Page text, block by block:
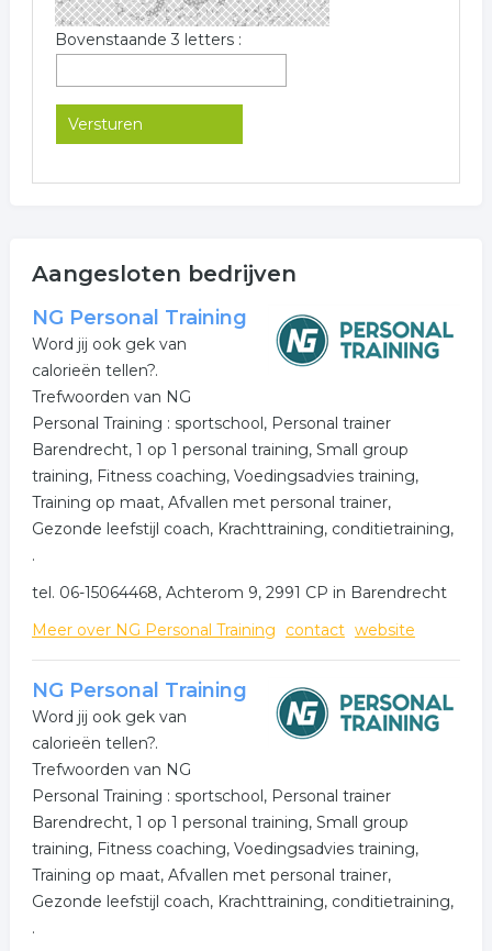
Bovenstaande 3 letters :
Aangesloten bedrijven
NG Personal Training
Word jij ook gek van
calorieën tellen?.
Trefwoorden van NG
Personal Training : sportschool, Personal trainer
Barendrecht, 1 op 1 personal training, Small group
training, Fitness coaching, Voedingsadvies training,
Training op maat, Afvallen met personal trainer,
Gezonde leefstijl coach, Krachttraining, conditietraining,
.
tel. 06-15064468, Achterom 9, 2991 CP in Barendrecht
Meer over NG Personal Training
contact website
NG Personal Training
Word jij ook gek van
calorieën tellen?.
Trefwoorden van NG
Personal Training : sportschool, Personal trainer
Barendrecht, 1 op 1 personal training, Small group
training, Fitness coaching, Voedingsadvies training,
Training op maat, Afvallen met personal trainer,
Gezonde leefstijl coach, Krachttraining, conditietraining,
.